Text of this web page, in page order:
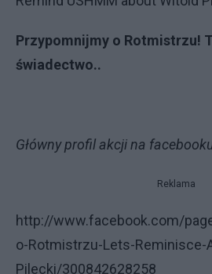
Przypomnijmy o Rotmistrzu!
świadectwo..
Główny profil akcji na
Reklama
http://www.facebook.com/
o-Rotmistrzu-Lets-Reminisce-
Pilecki/300842628258